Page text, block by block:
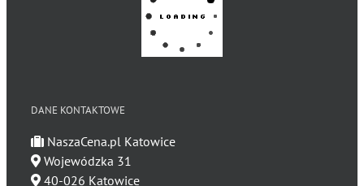
DANE KONTAKTOWE
NaszaCena.pl Katowice
Wojewódzka 31
40-026 Katowice